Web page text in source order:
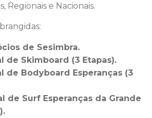
Regionais e Nacionais.
de Sesimbra.
de Skimboard (3 Etapas).
de Bodyboard Esperanças (3
de Surf Esperanças da Grande